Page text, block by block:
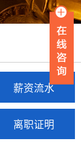
薪资流水
离职证明